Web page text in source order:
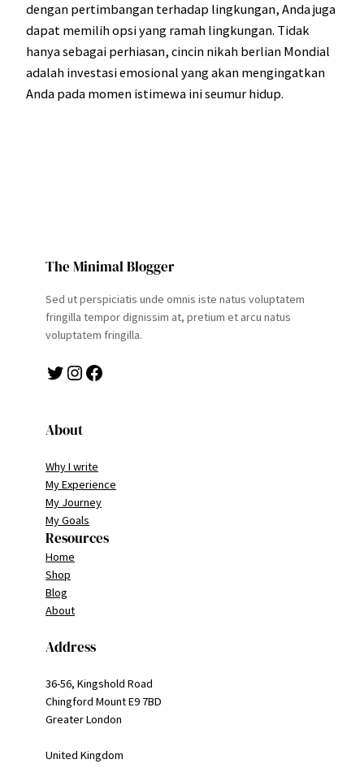
dengan pertimbangan terhadap lingkungan, Anda juga
dapat memilih opsi yang ramah lingkungan. Tidak
hanya sebagai perhiasan, cincin nikah berlian Mondial
adalah investasi emosional yang akan mengingatkan
Anda pada momen istimewa ini seumur hidup.
The Minimal Blogger
Sed ut perspiciatis unde omnis iste natus voluptatem
fringilla tempor dignissim at, pretium et arcu natus
voluptatem fringilla.
Twitter Instagram Facebook
About
Why I write
My Experience
My Journey
My Goals
Resources
Home
Shop
Blog
About
Address
36-56, Kingshold Road
Chingford Mount E9 7BD
Greater London
United Kingdom